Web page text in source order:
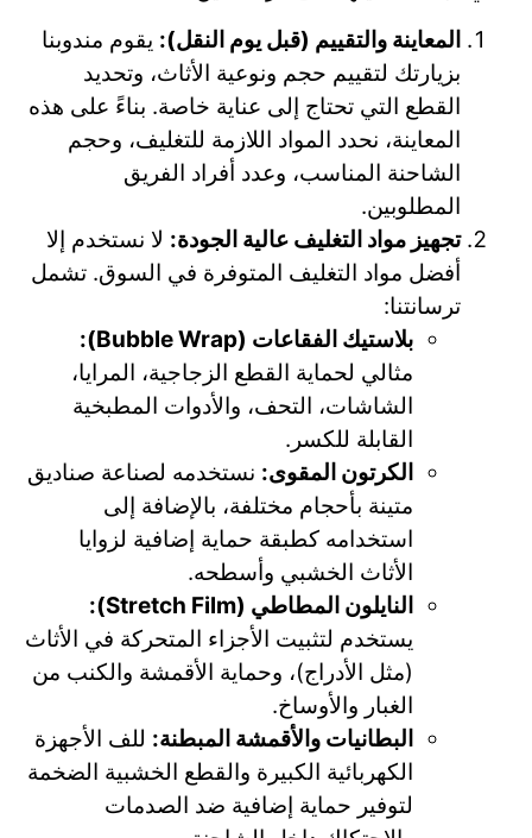
المعاينة والتقييم (قبل يوم النقل): يقوم مندوبنا
بزيارتك لتقييم حجم ونوعية الأثاث، وتحديد
القطع التي تحتاج إلى عناية خاصة. بناءً على هذه
المعاينة، نحدد المواد اللازمة للتغليف، وحجم
الشاحنة المناسب، وعدد أفراد الفريق
المطلوبين.
تجهيز مواد التغليف عالية الجودة: لا نستخدم إلا
أفضل مواد التغليف المتوفرة في السوق. تشمل
ترسانتنا:
بلاستيك الفقاعات (Bubble Wrap):
مثالي لحماية القطع الزجاجية، المرايا،
الشاشات، التحف، والأدوات المطبخية
القابلة للكسر.
الكرتون المقوى: نستخدمه لصناعة صناديق
متينة بأحجام مختلفة، بالإضافة إلى
استخدامه كطبقة حماية إضافية لزوايا
الأثاث الخشبي وأسطحه.
النايلون المطاطي (Stretch Film):
يستخدم لتثبيت الأجزاء المتحركة في الأثاث
(مثل الأدراج)، وحماية الأقمشة والكنب من
الغبار والأوساخ.
البطانيات والأقمشة المبطنة: للف الأجهزة
الكهربائية الكبيرة والقطع الخشبية الضخمة
لتوفير حماية إضافية ضد الصدمات